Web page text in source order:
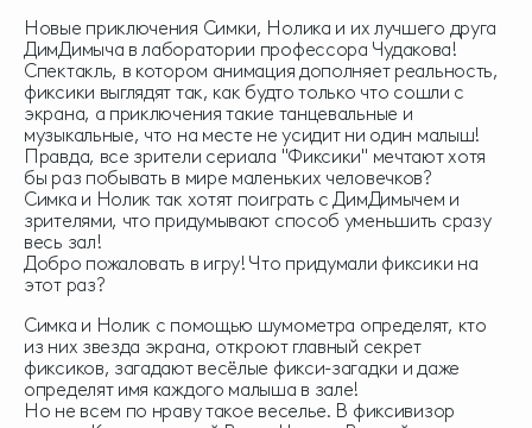
Новые приключения Симки, Нолика и их лучшего друга
ДимДимыча в лаборатории профессора Чудакова!
Спектакль, в котором анимация дополняет реальность,
фиксики выглядят так, как будто только что сошли с
экрана, а приключения такие танцевальные и
музыкальные, что на месте не усидит ни один малыш!
Правда, все зрители сериала "Фиксики" мечтают хотя
бы раз побывать в мире маленьких человечков?
Симка и Нолик так хотят поиграть с ДимДимычем и
зрителями, что придумывают способ уменьшить сразу
весь зал!
Добро пожаловать в игру! Что придумали фиксики на
этот раз?
Симка и Нолик с помощью шумометра определят, кто
из них звезда экрана, откроют главный секрет
фиксиков, загадают весёлые фикси-загадки и даже
определят имя каждого малыша в зале!
Но не всем по нраву такое веселье. В фиксивизор